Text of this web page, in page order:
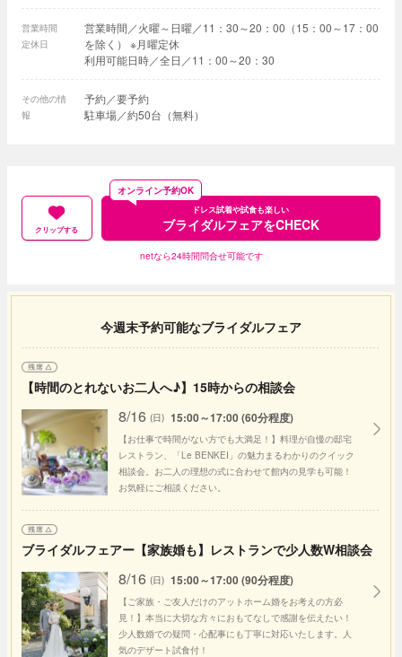
営業時間
定休日
営業時間／火曜～日曜／11：30～20：00（15：00～17：00
を除く） ※月曜定休
利用可能日時／全日／11：00～20：30
その他の情
報
予約／要予約
駐車場／約50台（無料）
クリップする
ドレス試着や試食も楽しい
ブライダルフェアをCHECK
オンライン予約OK
netなら24時間問合せ可能です
今週末予約可能なブライダルフェア
【時間のとれないお二人へ♪】15時からの相談会
8/16 (日) 15:00～17:00 (60分程度)
【お仕事で時間がない方でも大満足！】料理が自慢の邸宅
レストラン、「Le BENKEI」の魅力まるわかりのクイック
相談会。お二人の理想の式に合わせて館内の見学も可能！
お気軽にご相談ください。
ブライダルフェアー【家族婚も】レストランで少人数W相談会
8/16 (日) 15:00～17:00 (90分程度)
【ご家族・ご友人だけのアットホーム婚をお考えの方必
見！】本当に大切な方々におもてなしで感謝を伝えたい！
少人数婚での疑問・心配事にも丁寧に対応いたします。人
気のデザート試食付！